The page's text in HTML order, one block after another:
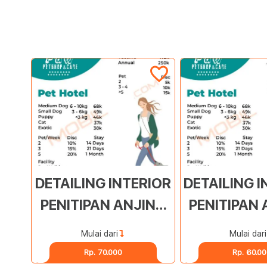
DETAILING INTERIOR
PENITIPAN ANJING
PAKUWON CITY
Mulai dari
Rp. 70.000
DETAILING
PENITIPAN
Mulai dari
Rp.